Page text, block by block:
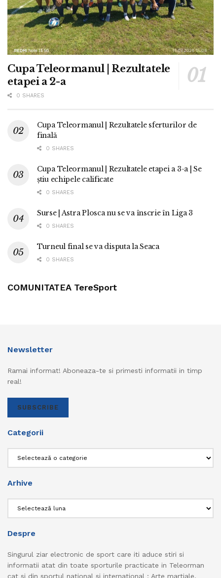
Cupa Teleormanul | Rezultatele
etapei a 2-a
0 SHARES
Cupa Teleormanul | Rezultatele sferturilor de
finală
0 SHARES
Cupa Teleormanul | Rezultatele etapei a 3-a | Se
știu echipele calificate
0 SHARES
Surse | Astra Plosca nu se va înscrie în Liga 3
0 SHARES
Turneul final se va disputa la Seaca
0 SHARES
COMUNITATEA TereSport
Newsletter
Ramai informat! Aboneaza-te si primesti informatii in timp
real!
SUBSCRIBE
Categorii
Arhive
Despre
Singurul ziar electronic de sport care iti aduce stiri si
informatii atat din toate sporturile practicate in Teleorman
cat si din sportul national si international : Arte martiale,